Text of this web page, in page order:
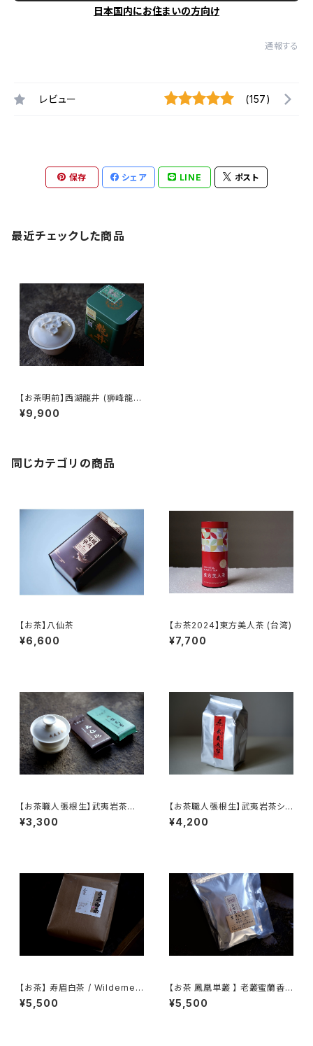
日本国内にお住まいの方向け
通報する
レビュー (157)
保存 シェア LINE ポスト
最近チェックした商品
【お茶明前】西湖龍井 (狮峰龍
井)
¥9,900
同じカテゴリの商品
【お茶】八仙茶
¥6,600
【お茶2024】東方美人茶 (台湾)
¥7,700
【お茶職人張根生】武夷岩茶用
標準蓋碗と大紅袍・武夷肉桂の
セット
¥3,300
【お茶職人張根生】武夷岩茶シリ
¥4,200
【お茶】 寿眉白茶 / Wildernes
s White Tea
¥5,500
【お茶 鳳凰単叢 】 老叢蜜蘭香 /
雪片大烏葉
¥5,500